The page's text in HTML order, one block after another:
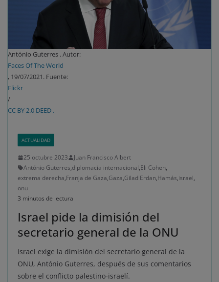
António Guterres . Autor:
Faces Of The World
, 19/07/2021. Fuente:
Flickr
/
CC BY 2.0 DEED .
ACTUALIDAD
25 octubre 2023
Juan Francisco Albert
António Guterres,diplomacia internacional,Eli Cohen,
extrema derecha,Franja de Gaza,Gaza,Gilad Erdan,Hamás,israel,
onu
3 minutos de lectura
Israel pide la dimisión del
secretario general de la ONU
Israel exige la dimisión del secretario general de la
ONU, António Guterres, después de sus comentarios
sobre el conflicto palestino-israelí.